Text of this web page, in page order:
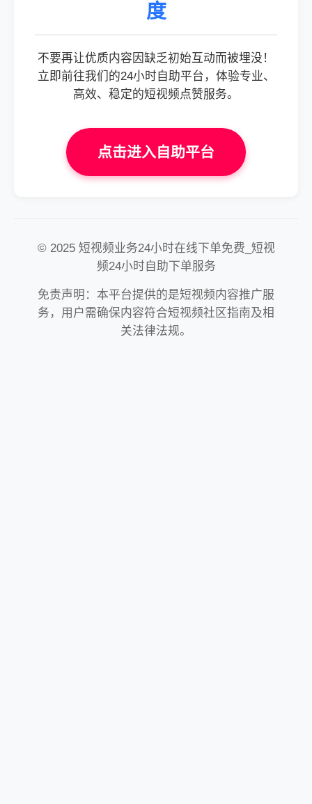
度
不要再让优质内容因缺乏初始互动而被埋没！
立即前往我们的24小时自助平台，体验专业、
高效、稳定的短视频点赞服务。
点击进入自助平台
© 2025 短视频业务24小时在线下单免费_短视
频24小时自助下单服务
免责声明：本平台提供的是短视频内容推广服
务，用户需确保内容符合短视频社区指南及相
关法律法规。